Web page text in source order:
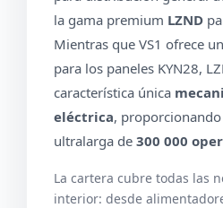
la gama premium LZND
Mientras que VS1 ofrece
para los paneles KYN28,
característica única
eléctrica,
ultralarga de300 000
La cartera cubre todas las
interior: desde